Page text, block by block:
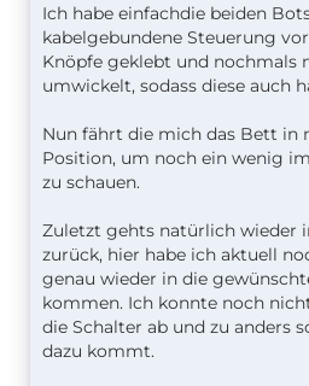
Ich habe einfachdie beiden
kabelgebundene Steuerung
Knöpfe geklebt und nochmals
umwickelt, sodass diese auch
Nun fährt die mich das Bett in
Position, um noch ein wenig
zu schauen.
Zuletzt gehts natürlich wieder
zurück, hier habe ich aktuell
genau wieder in die
kommen. Ich konnte noch
die Schalter ab und zu anders
dazu kommt.